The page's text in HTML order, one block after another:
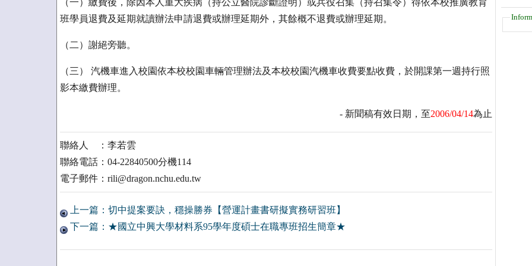
（一）繳費後，除因本人重大疾病（持公立醫院診斷證明）或兵役召集（持召集令）得依本校推廣教育
班學員退費及延期就讀辦法申請退費或辦理延期外，其餘概不退費或辦理延期。
（二）謝絕旁聽。
（三） 汽機車進入校園依本校校園車輛管理辦法及本校校園汽機車收費要點收費，於開課第一週持行照
影本繳費辦理。
- 新聞稿有效日期，至2006/04/14為止
聯絡人 ：李若雲
聯絡電話：04-22840500分機114
電子郵件：rili@dragon.nchu.edu.tw
上一篇：切中提案要訣，穩操勝券【營運計畫書研擬實務研習班】
下一篇：★國立中興大學材料系95學年度碩士在職專班招生簡章★